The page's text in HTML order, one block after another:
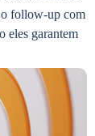
o follow-up com
eles garantem